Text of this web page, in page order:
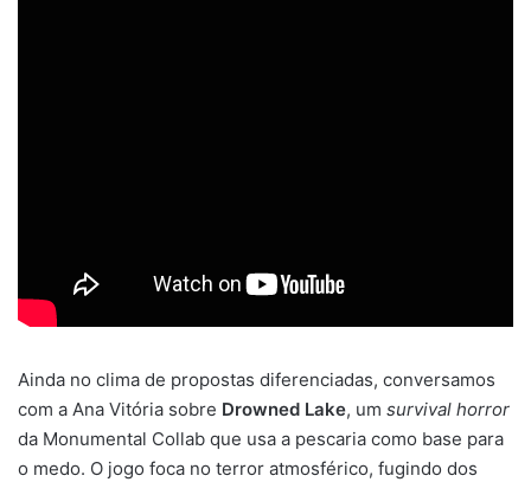
Ainda no clima de propostas diferenciadas, conversamos
com a Ana Vitória sobre Drowned Lake, um survival horror
da Monumental Collab que usa a pescaria como base para
o medo. O jogo foca no terror atmosférico, fugindo dos